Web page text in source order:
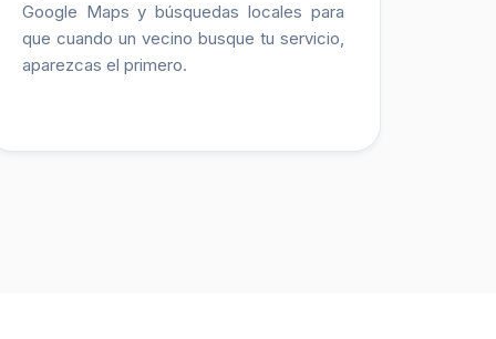
Google Maps y búsquedas locales para
que cuando un vecino busque tu servicio,
aparezcas el primero.